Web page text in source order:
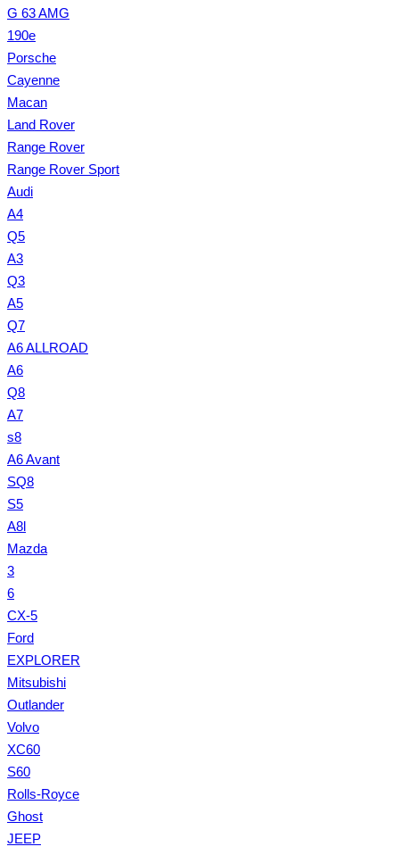
G 63 AMG
190e
Porsche
Cayenne
Macan
Land Rover
Range Rover
Range Rover Sport
Audi
A4
Q5
A3
Q3
A5
Q7
A6 ALLROAD
A6
Q8
A7
s8
A6 Avant
SQ8
S5
A8l
Mazda
3
6
CX-5
Ford
EXPLORER
Mitsubishi
Outlander
Volvo
XC60
S60
Rolls-Royce
Ghost
JEEP